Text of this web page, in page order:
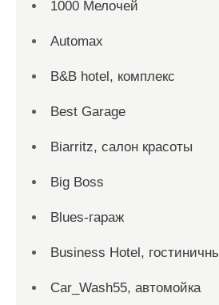
1000 Мелочей
Automax
B&B hotel, комплекс
Best Garage
Biarritz, салон красоты
Big Boss
Blues-гараж
Business Hotel,
Car_Wash55, автомойка